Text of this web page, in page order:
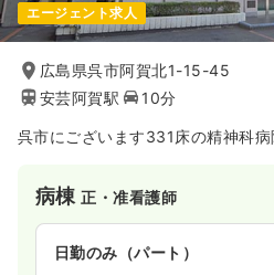
エージェント求人
広島県呉市阿賀北1-15-45
安芸阿賀駅
10分
呉市にございます331床の精神科病
病棟正・准看護師
日勤のみ（パート）